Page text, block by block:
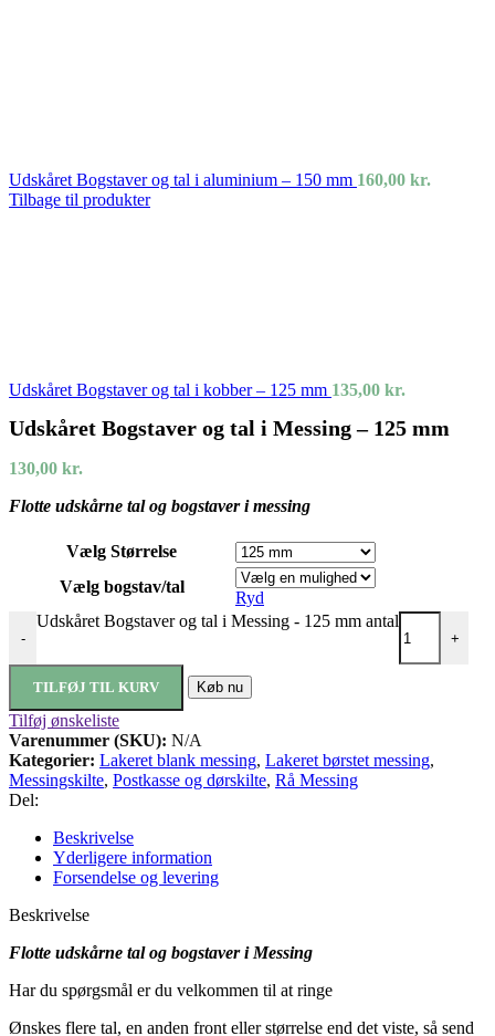
Udskåret Bogstaver og tal i aluminium – 150 mm 160,00 kr.
Tilbage til produkter
Udskåret Bogstaver og tal i kobber – 125 mm 135,00 kr.
Udskåret Bogstaver og tal i Messing – 125 mm
130,00 kr.
Flotte udskårne tal og bogstaver i messing
Vælg Størrelse
Vælg bogstav/tal
Ryd
-
Udskåret Bogstaver og tal i Messing - 125 mm antal
+
TILFØJ TIL KURV Køb nu
Tilføj ønskeliste
Varenummer (SKU): N/A
Kategorier: Lakeret blank messing, Lakeret børstet messing,
Messingskilte, Postkasse og dørskilte, Rå Messing
Del:
Beskrivelse
Yderligere information
Forsendelse og levering
Beskrivelse
Flotte udskårne tal og bogstaver i Messing
Har du spørgsmål er du velkommen til at ringe
Ønskes flere tal, en anden front eller størrelse end det viste, så send